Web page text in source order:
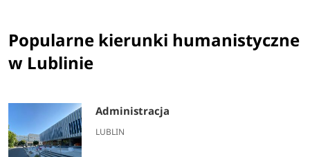
Popularne kierunki humanistyczne
w Lublinie
Administracja
LUBLIN